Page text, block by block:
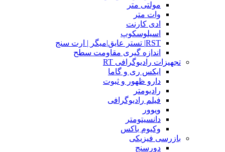
مولتی متر
وات متر
ادی کارنت
اسیلوسکوپ
RST| تستر عایق|میگر | ارت سنج
اندازه گیری مقاومت سطح
تجهیزات رادیوگرافی RT
ایکس ری و گاما
دارو ظهور و ثبوت
رادیومتر
فیلم رادیوگرافی
ویوور
دانسیتومتر
وکیوم باکس
بازرسی فیزیکی
دورسنج